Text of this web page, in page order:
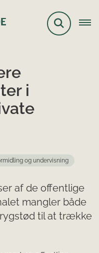
i
og undervisning
af de offentlige
mangler både
til at trække